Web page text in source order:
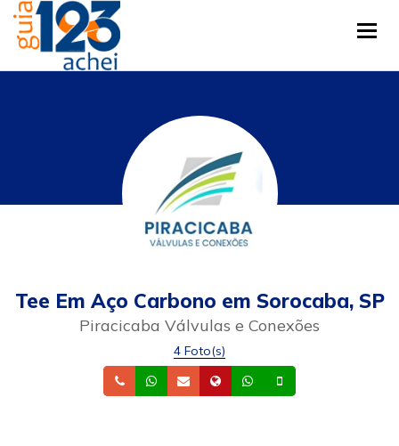
Tee Em Aço Carbono em Sorocaba, SP
Piracicaba Válvulas e Conexões
4 Foto(s)
TelefoneWhatsapp
Email Site Whatsapp